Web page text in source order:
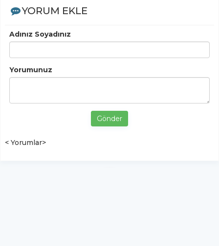
YORUM EKLE
Adınız Soyadınız
Yorumunuz
Gönder
< Yorumlar>